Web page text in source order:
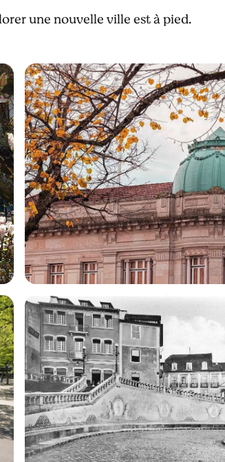
une nouvelle ville est à pied.